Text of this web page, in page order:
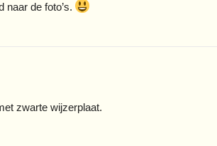
naar de foto’s.
zwarte wijzerplaat.